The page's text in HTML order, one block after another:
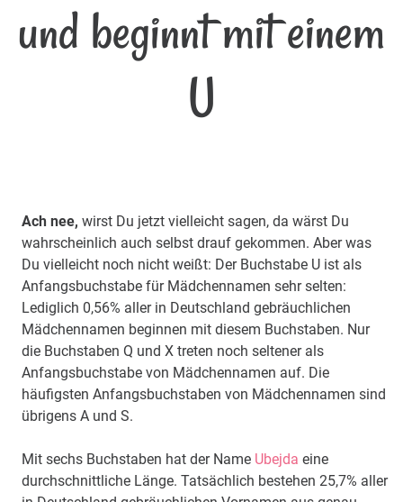
und beginnt mit einem
U
Ach nee, wirst Du jetzt vielleicht sagen, da wärst Du
wahrscheinlich auch selbst drauf gekommen. Aber was
Du vielleicht noch nicht weißt: Der Buchstabe U ist als
Anfangsbuchstabe für Mädchennamen sehr selten:
Lediglich 0,56% aller in Deutschland gebräuchlichen
Mädchennamen beginnen mit diesem Buchstaben. Nur
die Buchstaben Q und X treten noch seltener als
Anfangsbuchstabe von Mädchennamen auf. Die
häufigsten Anfangsbuchstaben von Mädchennamen sind
übrigens A und S.
Mit sechs Buchstaben hat der Name Ubejda eine
durchschnittliche Länge. Tatsächlich bestehen 25,7% aller